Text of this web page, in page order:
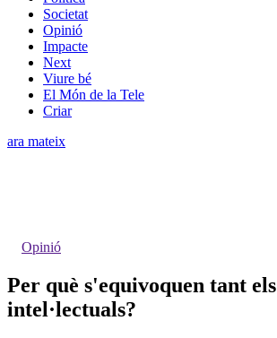
Societat
Opinió
Impacte
Next
Viure bé
El Món de la Tele
Criar
ara mateix
Opinió
Per què s'equivoquen tant els
intel·lectuals?